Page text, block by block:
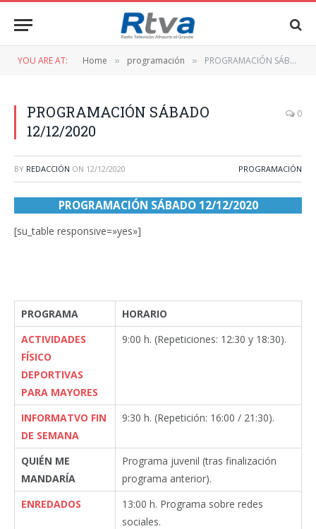
YOU ARE AT: Home » programación » PROGRAMACIÓN SÁBADO 12/12/2020
PROGRAMACIÓN SÁBADO
12/12/2020
0
BY REDACCIÓN ON 12/12/2020 PROGRAMACIÓN
PROGRAMACIÓN SÁBADO 12/12/2020
[su_table responsive=»yes»]
PROGRAMA
HORARIO
ACTIVIDADES
FÍSICO
DEPORTIVAS
PARA MAYORES
9:00 h. (Repeticiones: 12:30 y 18:30).
INFORMATVO FIN
DE SEMANA
9:30 h. (Repetición: 16:00 / 21:30).
QUIÉN ME
MANDARÍA
Programa juvenil (tras finalización
programa anterior).
ENREDADOS
13:00 h. Programa sobre redes
sociales.